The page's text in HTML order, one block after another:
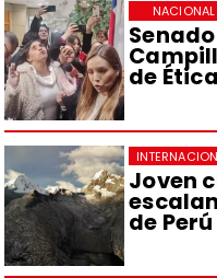
de Ética
NACIONAL
Joven
de Perú